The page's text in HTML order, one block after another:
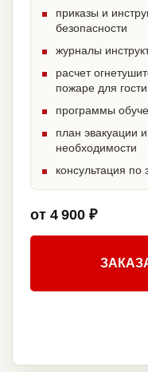
приказы и
безопасности
журналы
расчет
пожаре для
программы
план эвакуации
необходимости
консультация
от 4 900 ₽